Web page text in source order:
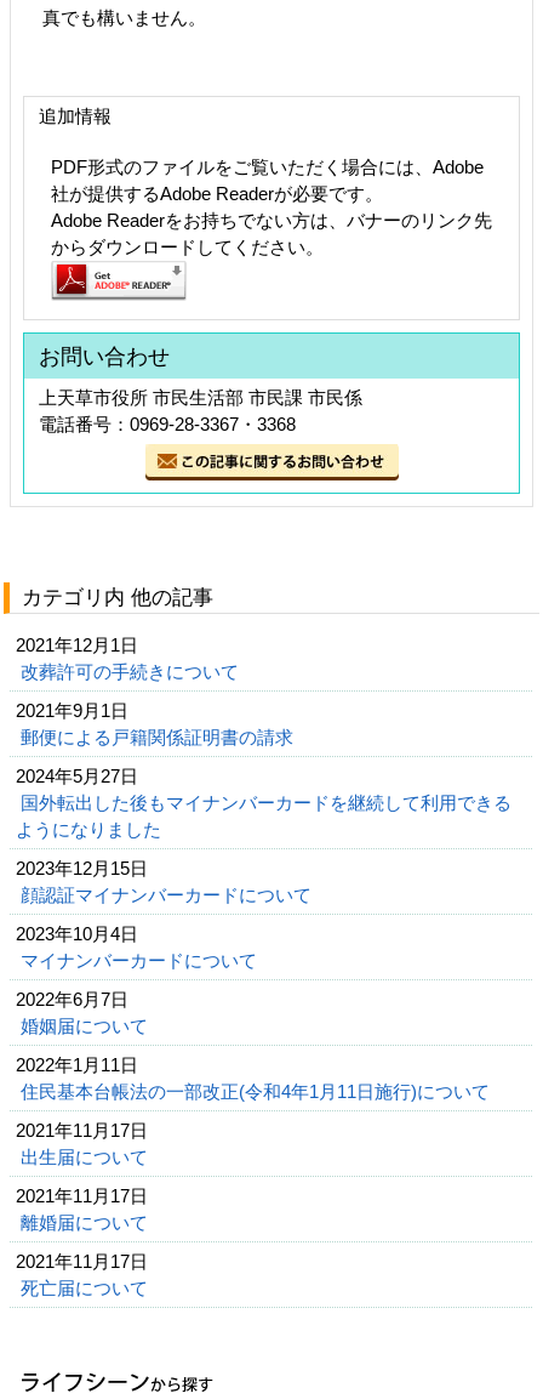
真でも構いません。
追加情報
PDF形式のファイルをご覧いただく場合には、Adobe
社が提供するAdobe Readerが必要です。
Adobe Readerをお持ちでない方は、バナーのリンク先
からダウンロードしてください。
お問い合わせ
上天草市役所 市民生活部 市民課 市民係
電話番号：0969-28-3367・3368
カテゴリ内 他の記事
2021年12月1日
改葬許可の手続きについて
2021年9月1日
郵便による戸籍関係証明書の請求
2024年5月27日
国外転出した後もマイナンバーカードを継続して利用できる
ようになりました
2023年12月15日
顔認証マイナンバーカードについて
2023年10月4日
マイナンバーカードについて
2022年6月7日
婚姻届について
2022年1月11日
住民基本台帳法の一部改正(令和4年1月11日施行)について
2021年11月17日
出生届について
2021年11月17日
離婚届について
2021年11月17日
死亡届について